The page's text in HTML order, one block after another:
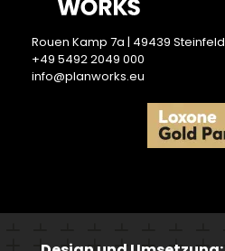
Rouen Kamp 7a | 49439 Steinfeld
+49 5492 2049 000
info@planworks.eu